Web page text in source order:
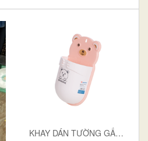
KHAY DÁN TƯỜNG GẤU 5703